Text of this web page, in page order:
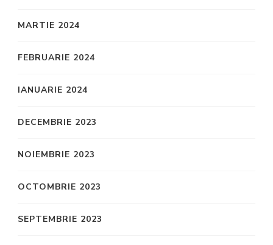
MARTIE 2024
FEBRUARIE 2024
IANUARIE 2024
DECEMBRIE 2023
NOIEMBRIE 2023
OCTOMBRIE 2023
SEPTEMBRIE 2023